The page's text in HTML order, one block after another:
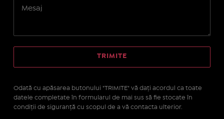
Odată cu apăsarea butonului "TRIMITE" vă daţi acordul ca toate
datele completate în formularul de mai sus să fie stocate în
condiţii de siguranţă cu scopul de a vă contacta ulterior.